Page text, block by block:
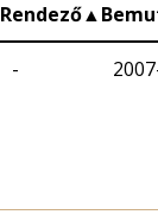
Rendező▲
-